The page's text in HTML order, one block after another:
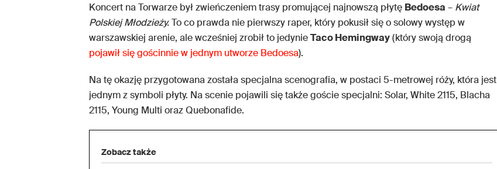
Koncert na Torwarze był zwieńczeniem trasy promującej najnowszą płytę Bedoesa – Kwiat
Polskiej Młodzieży.To co prawda nie pierwszy raper, który pokusił się o solowy występ w
warszawskiej arenie, ale wcześniej zrobił to jedynieTaco Hemingway(który swoją drogą
pojawił się gościnnie w jednym utworze Bedoesa).
Na tę okazję przygotowana została specjalna scenografia, w postaci 5-metrowej róży, która jest
jednym z symboli płyty. Na scenie pojawili się także goście specjalni: Solar, White 2115, Blacha
2115, Young Multi oraz Quebonafide.
Zobacz także